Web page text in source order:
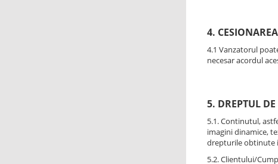
4.
4.1 Vanzatorul
necesar acordul
5. DREPTUL
5.1. Continutul,
imagini dinamice,
drepturile obtinute
5.2. Clientului/